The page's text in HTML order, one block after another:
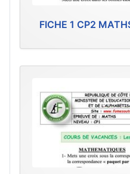
FICHE 1 CP2